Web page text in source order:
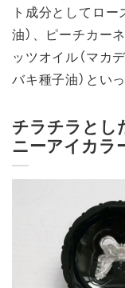
ト成分としてロ
油）、ピーチカー
ッツオイル（マカ
バキ種子油）とい
チラチラとし
ニーアイカラ